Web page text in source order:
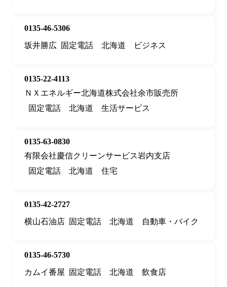
0135-46-5306
坂井勝広 固定電話 北海道 ビジネス
0135-22-4113
ＮＸエネルギー北海道株式会社余市販売所
固定電話
北海道 生活サービス
0135-63-0830
有限会社慶信クリーンサービス岩内支店
固定電話
北海道 住宅
0135-42-2727
横山石油店 固定電話 北海道 自動車・バイク
0135-46-5730
カムイ番屋
固定電話 北海道 飲食店